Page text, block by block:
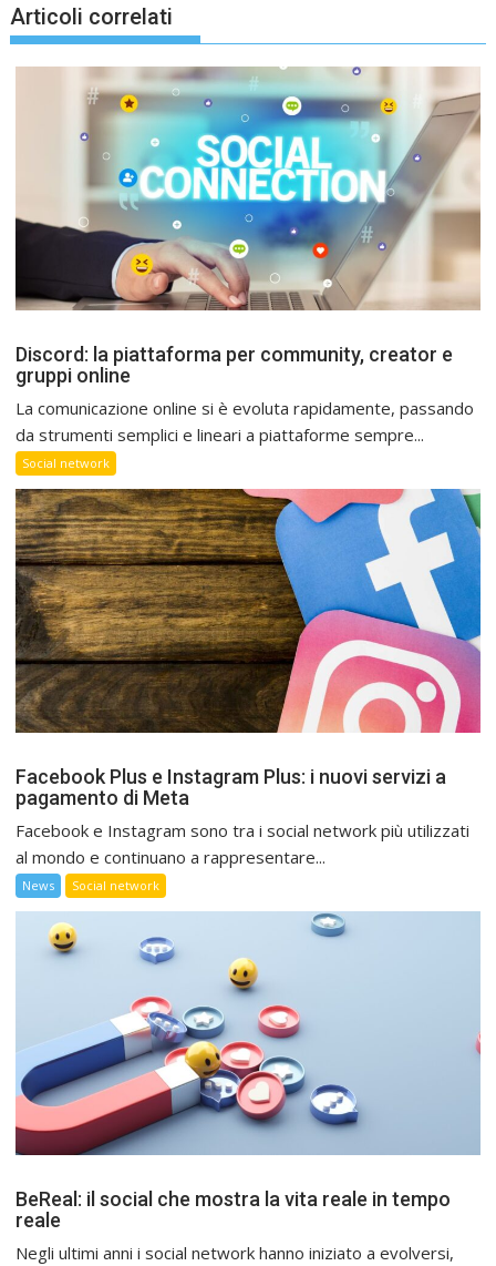
Articoli correlati
Discord: la piattaforma per community, creator e
gruppi online
La comunicazione online si è evoluta rapidamente, passando
da strumenti semplici e lineari a piattaforme sempre...
Social network
Facebook Plus e Instagram Plus: i nuovi servizi a
pagamento di Meta
Facebook e Instagram sono tra i social network più utilizzati
al mondo e continuano a rappresentare...
News Social network
BeReal: il social che mostra la vita reale in tempo
reale
Negli ultimi anni i social network hanno iniziato a evolversi,